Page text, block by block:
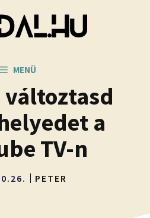
MENÜ
változtasd
a
TV-n
PETER